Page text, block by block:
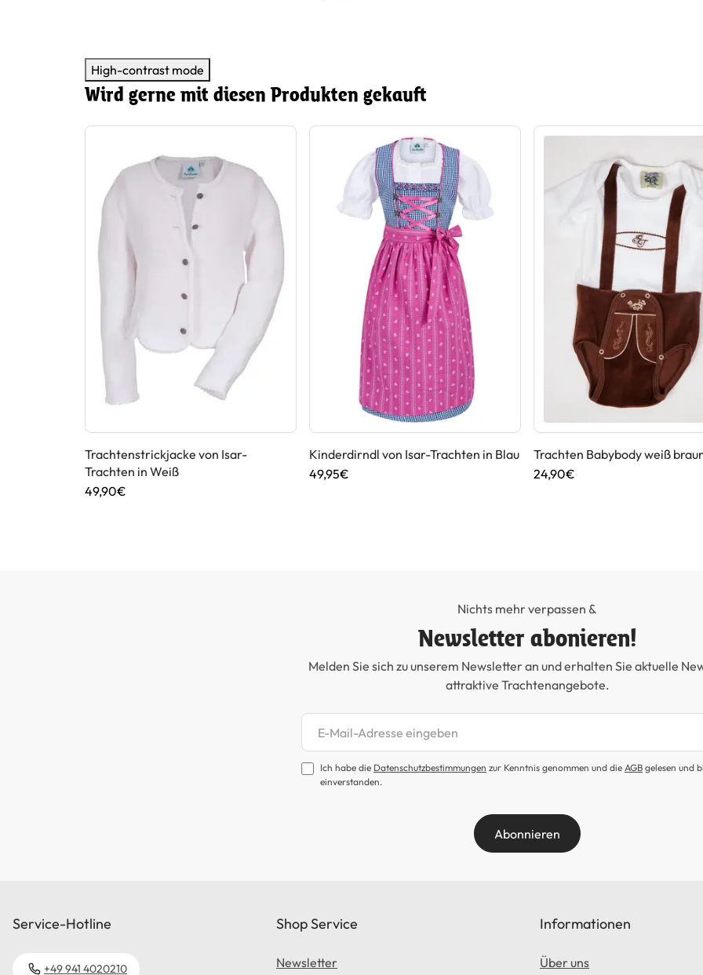
High-contrast mode
Wird gerne mit diesen Produkten gekauft
Trachtenstrickjacke von Isar-
Trachten in Weiß
49,90€
Kinderdirndl von Isar-Trachten in Blau
49,95€
Trachten Babybody weiß
24,90€
Nichts mehr verpassen &
Newsletter abonieren!
Melden Sie sich zu unserem Newsletter an und erhalten Sie aktuelle
attraktive Trachtenangebote.
Newsletter abonnieren
Ich habe die Datenschutzbestimmungen zur Kenntnis genommen und die AGB gelesen und
einverstanden.
Abonnieren
Service-Hotline
+49 941 4020210
Shop Service
Newsletter
Informationen
Über uns